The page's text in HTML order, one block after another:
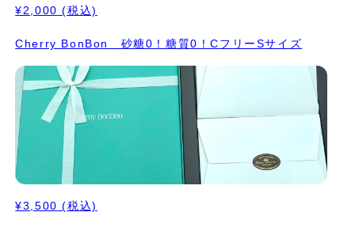
¥2,000 (税込)
Cherry BonBon 砂糖0！糖質0！CフリーSサイズ
¥3,500 (税込)